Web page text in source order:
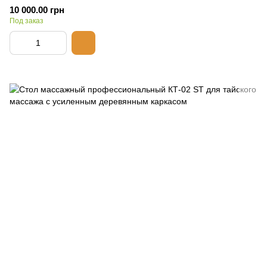
10 000.00 грн
Под заказ